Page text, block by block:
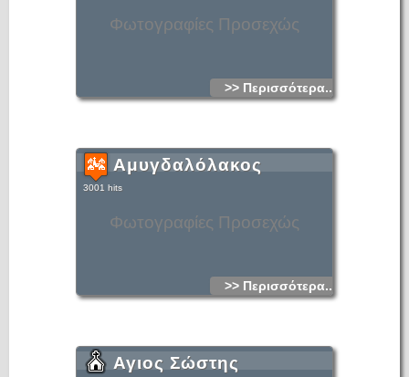
Φωτογραφίες Προσεχώς
>> Περισσότερα...
Φωτογραφίες Προσεχώς
Αμυγδαλόλακος
3001 hits
>> Περισσότερα...
Αγιος Σώστης